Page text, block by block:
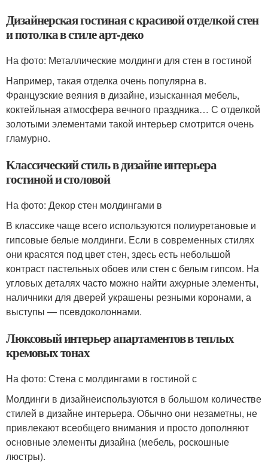
Дизайнерская гостиная с красивой отделкой стен
и потолка в стиле арт-деко
На фото: Металлические молдинги для стен в гостиной
Например, такая отделка очень популярна в.
Французские веяния в дизайне, изысканная мебель,
коктейльная атмосфера вечного праздника… С отделкой
золотыми элементами такой интерьер смотрится очень
гламурно.
Классический стиль в дизайне интерьера
гостиной и столовой
На фото: Декор стен молдингами в
В классике чаще всего используются полиуретановые и
гипсовые белые молдинги. Если в современных стилях
они красятся под цвет стен, здесь есть небольшой
контраст пастельных обоев или стен с белым гипсом. На
угловых деталях часто можно найти ажурные элементы,
наличники для дверей украшены резными коронами, а
выступы — псевдоколоннами.
Люксовый интерьер апартаментов в теплых
кремовых тонах
На фото: Стена с молдингами в гостиной с
Молдинги в дизайнеиспользуются в большом количестве
стилей в дизайне интерьера. Обычно они незаметны, не
привлекают всеобщего внимания и просто дополняют
основные элементы дизайна (мебель, роскошные
люстры).